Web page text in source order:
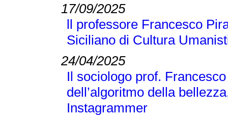
17/09/2025
ll professore Francesco
Siciliano di Cultura
24/04/2025
Il sociologo prof.
dell’algoritmo della
Instagrammer